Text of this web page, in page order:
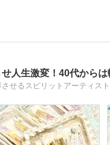
人生激変！40代からは
させるスピリットアーティ